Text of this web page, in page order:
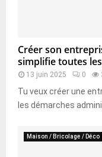
Créer son
simplifie toutes
13 juin 2025 0
Tu veux créer une
les démarches
Maison / Bricolage / Déco